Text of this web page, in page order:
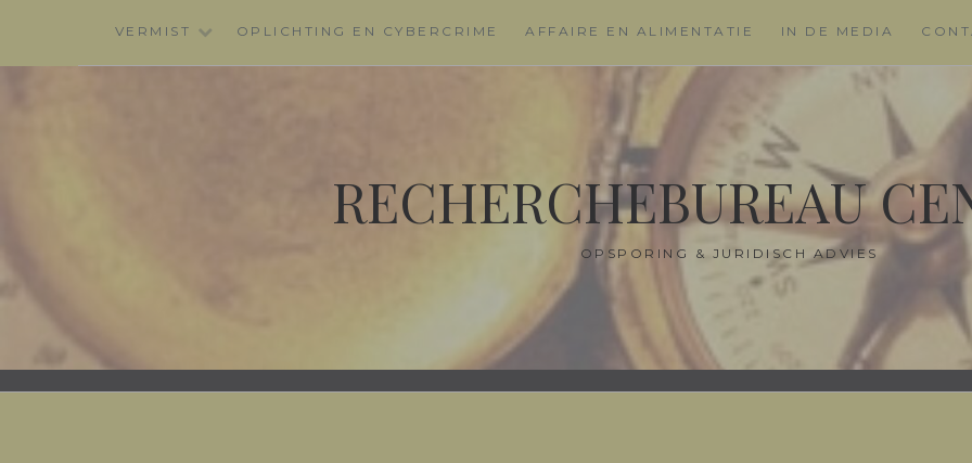
content
VERMIST OPLICHTING EN CYBERCRIME AFFAIRE EN ALIMENTATIE IN DE MEDIA
RECHERCHEBUREAU
OPSPORING & JURIDISCH ADVIES